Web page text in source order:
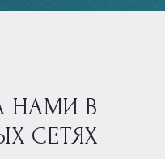
НАМИ В
СЕТЯХ